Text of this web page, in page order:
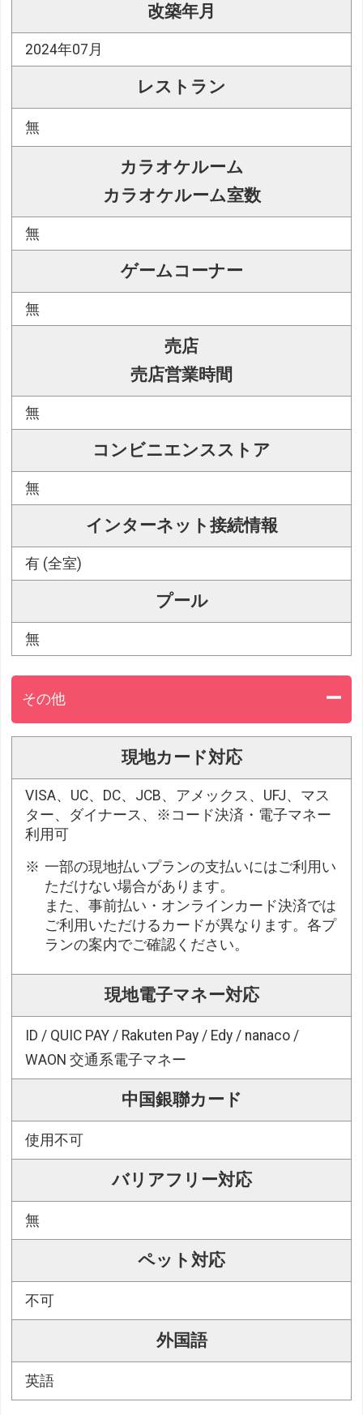
改築年月
2024年07月
レストラン
無
カラオケルーム
カラオケルーム室数
無
ゲームコーナー
無
売店
売店営業時間
無
コンビニエンスストア
無
インターネット接続情報
有 (全室)
プール
無
その他
現地カード対応
VISA、UC、DC、JCB、アメックス、UFJ、マス
ター、ダイナース、※コード決済・電子マネー
利用可
一部の現地払いプランの支払いにはご利用い
ただけない場合があります。
また、事前払い・オンラインカード決済では
ご利用いただけるカードが異なります。各プ
ランの案内でご確認ください。
現地電子マネー対応
ID / QUIC PAY / Rakuten Pay / Edy / nanaco /
WAON 交通系電子マネー
中国銀聯カード
使用不可
バリアフリー対応
無
ペット対応
不可
外国語
英語